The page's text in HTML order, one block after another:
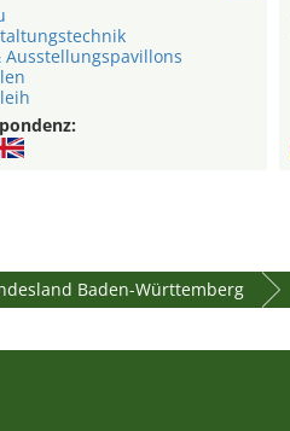
Ausstellungspavillons
Baden-Württemberg